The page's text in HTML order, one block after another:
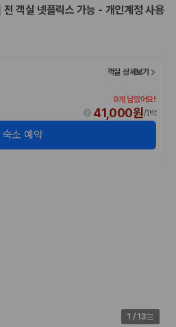
금액의 면책금이 발생할 수 있습니다.
렌트카 가격비교 플랫폼
외 렌트카까지 비교할 수 있는 렌트카 가
택하면 제주도 렌트카 업체별 가격, 차종,
객실 넷플릭스 가능 - 개인계정 사용
객실 상세보기
9개 남았어요!
41,000원/1박
숙소 예약
1 / 13